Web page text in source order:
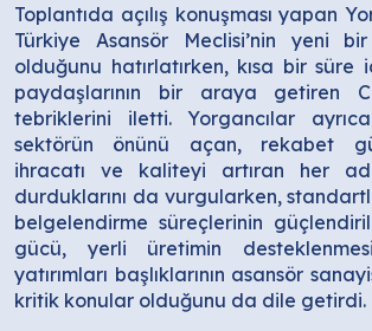
Toplantıda açılış konuşması yapan
Türkiye Asansör Meclisi’nin yeni
olduğunu hatırlatırken, kısa bir süre
paydaşlarının bir araya getiren
tebriklerini iletti. Yorgancılar
sektörün önünü açan, rekabet
ihracatı ve kaliteyi artıran her
durduklarını da vurgularken,
belgelendirme süreçlerinin
gücü, yerli üretimin
yatırımları başlıklarının asansör
kritik konular olduğunu da dile getirdi.